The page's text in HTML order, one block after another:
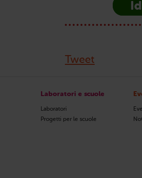
Tweet
Laboratori e scuole
Laboratori
Progetti per le scuole